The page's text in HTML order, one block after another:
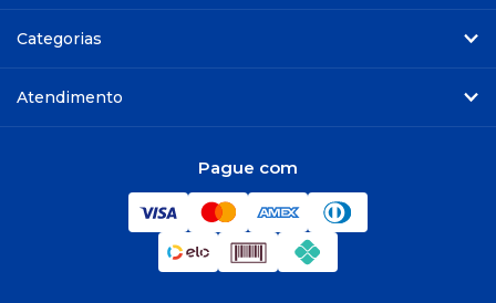
Categorias
Atendimento
Pague com